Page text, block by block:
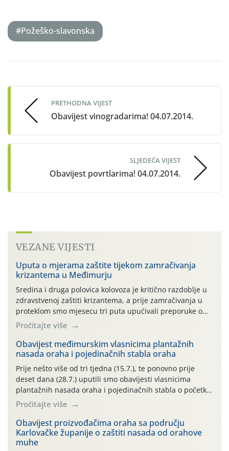
#Požeško-slavonska
navigation
PRETHODNA VIJEST
Obavijest vinogradarima! 04.07.2014.
SLJEDEĆA VIJEST
Obavijest povrtlarima! 04.07.2014.
VEZANE VIJESTI
Uputa o mjerama zaštite tijekom zamračivanja
krizantema u Međimurju
Sredina i druga polovica kolovoza je kritično razdoblje u
zdravstvenoj zaštiti krizantema, a prije zamračivanja u
proteklom smo mjesecu tri puta upućivali preporuke o
preventivnim mjerama zaštite krizantema od najčešćih
uzročnika bolesti, štetnika i fito-fagnih grinja (23.7., 14.7.,
06.7.)! Na početku ovog mjeseca je zabilježeno je
povijesno i ekstremno vruće meteorološko razdoblje, uz
najviše temperature […]
Pročitajte više
Obavijest međimurskim vlasnicima plantažnih
nasada oraha i pojedinačnih stabla oraha
Prije nešto više od tri tjedna (15.7.), te ponovno prije
deset dana (28.7.) uputili smo obavijesti vlasnicima
plantažnih nasada oraha i pojedinačnih stabla o početku
leta i ovogodišnjoj potrebi usmjerenog suzbijanja
orahove muhe (Rhagoletis completa)! Već dvanaest dana
traje drugi ovogodišnji “toplinski udar”, koji naročito
izražen zadnja šest dana (31.7.-05.8.), jer najviše
temperature zraka svakodnevno […]
Pročitajte više
Obavijest proizvođačima oraha sa području
Karlovačke županije o zaštiti nasada od orahove
muhe